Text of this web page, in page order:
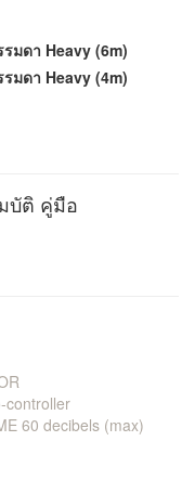
มดา Heavy (6m)
มดา Heavy (4m)
บัติ คู่มือ
controller
60 decibels (max)